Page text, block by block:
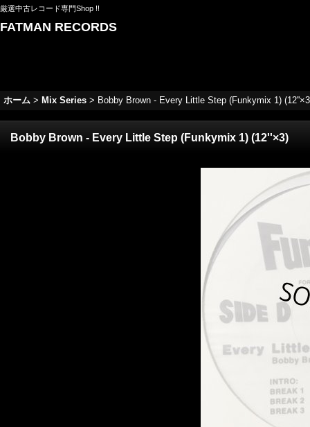
厳選中古レコード専門Shop !!
FATMAN RECORDS
ホーム > Mix Series > Bobby Brown - Every Little Step (Funkymix 1)
Bobby Brown - Every Little Step (Funkymix 1) (12''×3)